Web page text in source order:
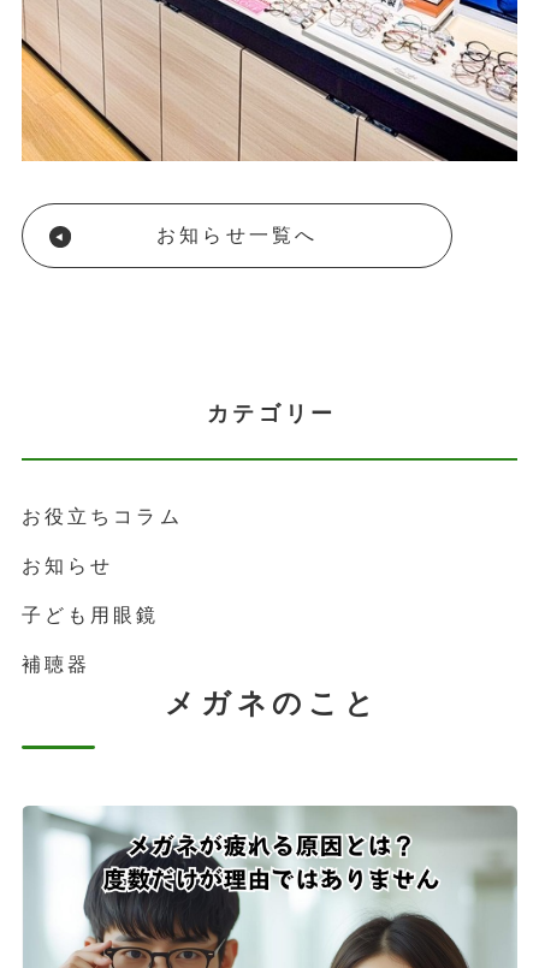
お知らせ一覧へ
カテゴリー
お役立ちコラム
お知らせ
子ども用眼鏡
補聴器
メガネのこと